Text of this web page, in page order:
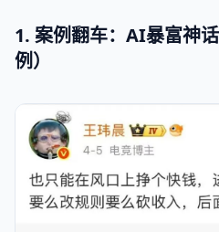
1. 案例翻车：AI暴富神
例）